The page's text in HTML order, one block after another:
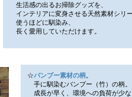
生活感の出るお掃除グッズを、
インテリアに変身させる天然素材シリ
使うほどに馴染み、
長く愛用していただけます。
☆バンブー素材の柄
手に馴染むバンブー（竹）の柄。
成長が早く、環境への負荷が少